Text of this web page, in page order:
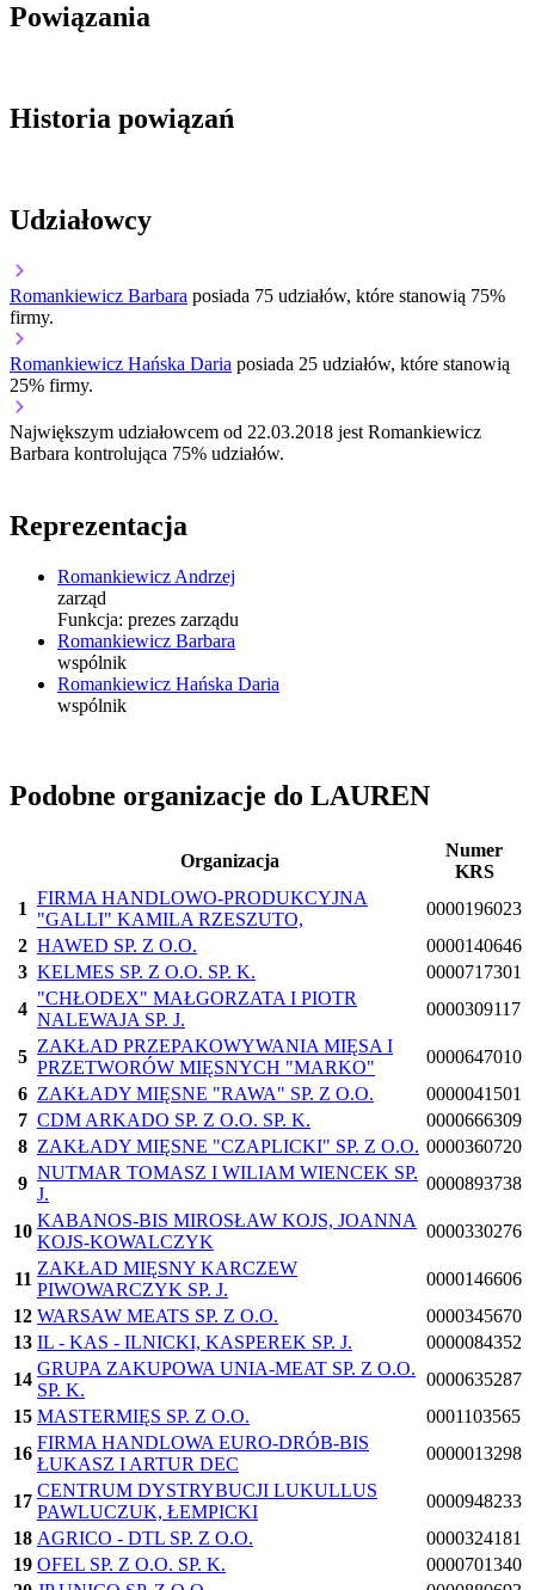
Powiązania
Historia powiązań
Udziałowcy
Romankiewicz Barbara posiada 75 udziałów, które stanowią 75%
firmy.
Romankiewicz Hańska Daria posiada 25 udziałów, które stanowią
25% firmy.
Największym udziałowcem od 22.03.2018 jest Romankiewicz
Barbara kontrolująca 75% udziałów.
Reprezentacja
Romankiewicz Andrzej
zarząd
Funkcja: prezes zarządu
Romankiewicz Barbara
wspólnik
Romankiewicz Hańska Daria
wspólnik
Podobne organizacje do LAUREN
Organizacja
Numer
KRS
1
FIRMA HANDLOWO-PRODUKCYJNA
"GALLI" KAMILA RZESZUTO,
0000196023
2 HAWED SP. Z O.O.
0000140646
3 KELMES SP. Z O.O. SP. K.
0000717301
4
"CHŁODEX" MAŁGORZATA I PIOTR
NALEWAJA SP. J.
0000309117
5
ZAKŁAD PRZEPAKOWYWANIA MIĘSA I
PRZETWORÓW MIĘSNYCH "MARKO"
0000647010
6 ZAKŁADY MIĘSNE "RAWA" SP. Z O.O.
0000041501
7 CDM ARKADO SP. Z O.O. SP. K.
0000666309
8 ZAKŁADY MIĘSNE "CZAPLICKI" SP. Z O.O. 0000360720
9
NUTMAR TOMASZ I WILIAM WIENCEK SP.
J.
0000893738
10
KABANOS-BIS MIROSŁAW KOJS, JOANNA
KOJS-KOWALCZYK
0000330276
11
ZAKŁAD MIĘSNY KARCZEW
PIWOWARCZYK SP. J.
0000146606
12 WARSAW MEATS SP. Z O.O.
0000345670
13 IL - KAS - ILNICKI, KASPEREK SP. J.
0000084352
14
GRUPA ZAKUPOWA UNIA-MEAT SP. Z O.O.
SP. K.
0000635287
15 MASTERMIĘS SP. Z O.O.
0001103565
16
FIRMA HANDLOWA EURO-DRÓB-BIS
ŁUKASZ I ARTUR DEC
0000013298
17
CENTRUM DYSTRYBUCJI LUKULLUS
PAWLUCZUK, ŁEMPICKI
0000948233
18 AGRICO - DTL SP. Z O.O.
0000324181
19 OFEL SP. Z O.O. SP. K.
0000701340